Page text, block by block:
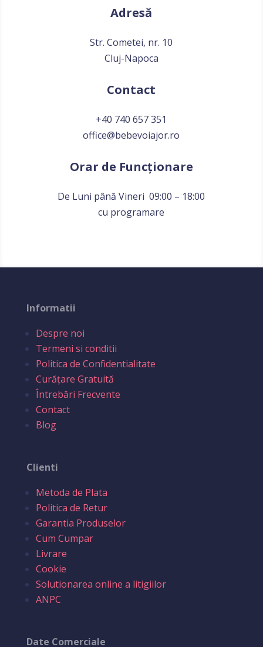
Adresă
Str. Cometei, nr. 10
Cluj-Napoca
Contact
+40 740 657 351
office@bebevoiajor.ro
Orar de Funcționare
De Luni până Vineri 09:00 – 18:00
cu programare
Informatii
Despre noi
Termeni si conditii
Politica de Confidentialitate
Curățare Gratuită
Întrebări Frecvente
Contact
Blog
Clienti
Metoda de Plata
Politica de Retur
Garantia Produselor
Cum Cumpar
Livrare
Cookie
Solutionarea online a litigiilor
ANPC
Date Comerciale